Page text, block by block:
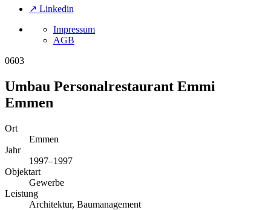
↗ Linkedin
Impressum
AGB
0603
Umbau Personalrestaurant Emmi
Emmen
Ort
Emmen
Jahr
1997–1997
Objektart
Gewerbe
Leistung
Architektur, Baumanagement